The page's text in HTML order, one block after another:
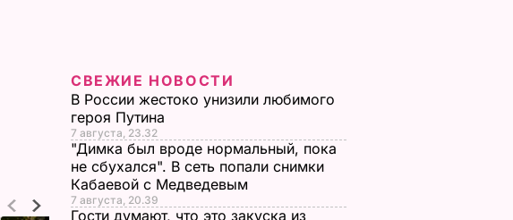
СВЕЖИЕ НОВОСТИ
В России жестоко унизили любимого
героя Путина
7 августа, 23.32
"Димка был вроде нормальный, пока
не сбухался". В сеть попали снимки
Кабаевой с Медведевым
7 августа, 20.39
Гости думают, что это закуска из